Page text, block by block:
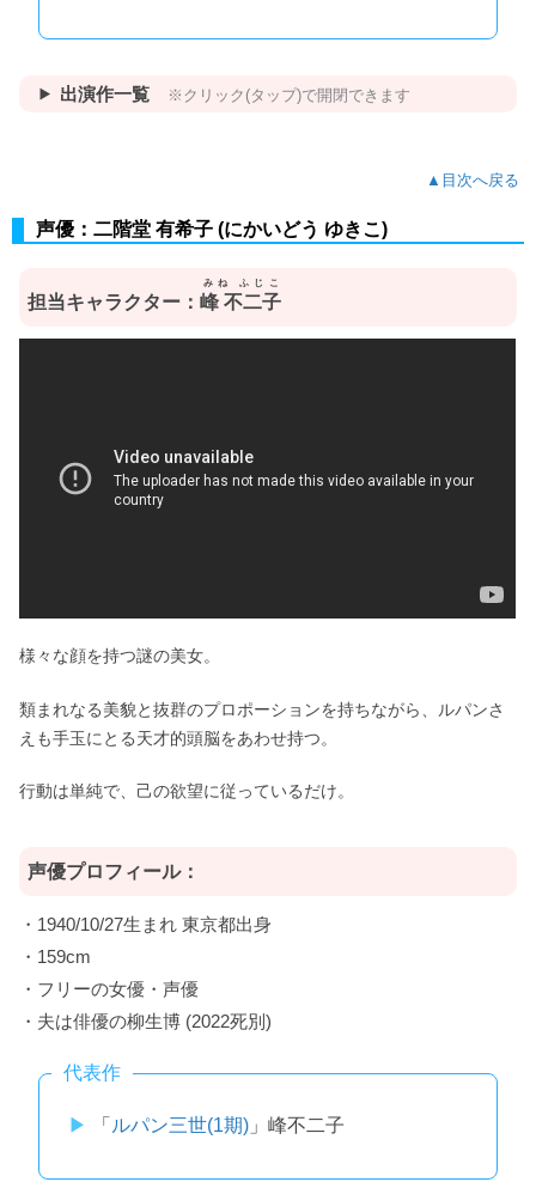
出演作一覧 ※クリック(タップ)で開閉できます
▲目次へ戻る
声優：二階堂 有希子 (にかいどう ゆきこ)
担当キャラクター：峰 不二子
みね ふじこ
様々な顔を持つ謎の美女。
類まれなる美貌と抜群のプロポーションを持ちながら、ルパンさ
えも手玉にとる天才的頭脳をあわせ持つ。
行動は単純で、己の欲望に従っているだけ。
声優プロフィール：
・1940/10/27生まれ 東京都出身
・159cm
・フリーの女優・声優
・夫は俳優の柳生博 (2022死別)
代表作
「 ルパン三世(1期)」峰不二子